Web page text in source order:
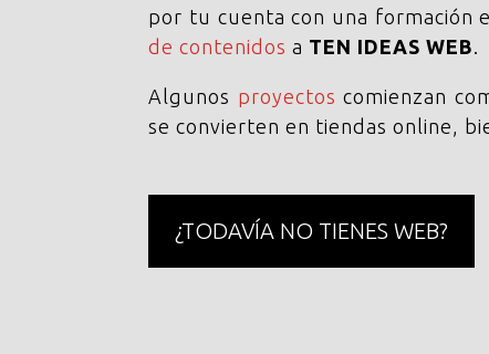
por tu cuenta con una formación
de contenidos a TEN IDEAS WEB.
Algunos proyectos comienzan
se convierten en tiendas online,
¿TODAVÍA NO TIENES WEB?